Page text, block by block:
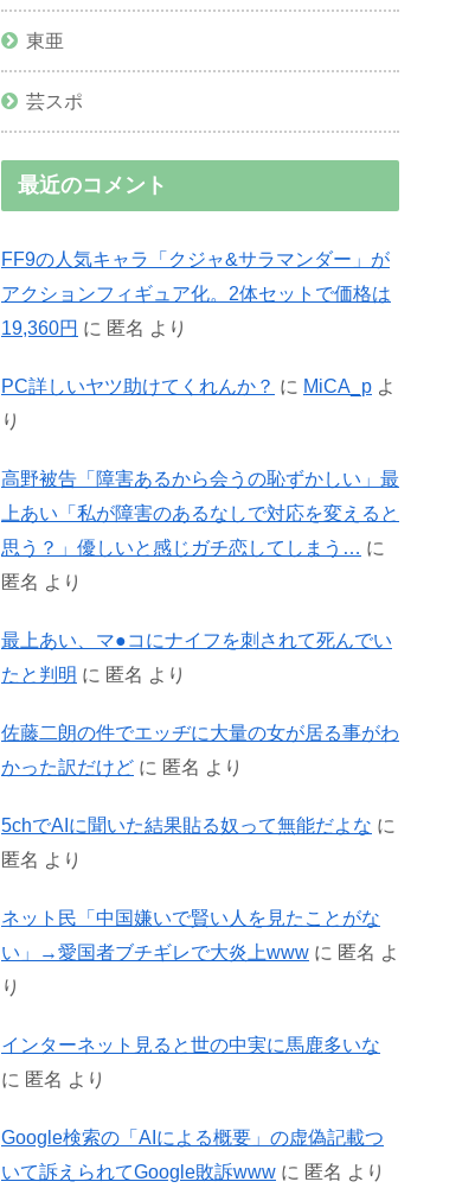
東亜
芸スポ
最近のコメント
FF9の人気キャラ「クジャ&サラマンダー」が
アクションフィギュア化。2体セットで価格は
19,360円 に 匿名 より
PC詳しいヤツ助けてくれんか？ に MiCA_p よ
り
高野被告「障害あるから会うの恥ずかしい」最
上あい「私が障害のあるなしで対応を変えると
思う？」優しいと感じガチ恋してしまう…
に
匿名 より
最上あい、マ●コにナイフを刺されて死んでい
たと判明 に 匿名 より
佐藤二朗の件でエッヂに大量の女が居る事がわ
かった訳だけど に 匿名 より
5chでAIに聞いた結果貼る奴って無能だよな に
匿名 より
ネット民「中国嫌いで賢い人を見たことがな
い」→愛国者ブチギレで大炎上www に 匿名 よ
り
インターネット見ると世の中実に馬鹿多いな
に 匿名 より
Google検索の「AIによる概要」の虚偽記載つ
いて訴えられてGoogle敗訴www に 匿名 より